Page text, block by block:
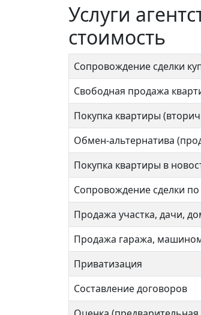
Услуги
стоимость
Сопровождение сделки
Свободная продажа
Покупка квартиры
Обмен-альтернатива
Покупка квартиры в
Сопровождение сделки
Продажа участка, дачи,
Продажа гаража,
Приватизация
Составление договоров